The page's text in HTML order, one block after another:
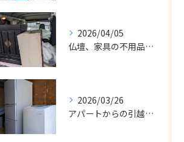
2026/04/05
仏壇、家具の不用品回収
2026/03/26
アパートからの引越の不用品回収